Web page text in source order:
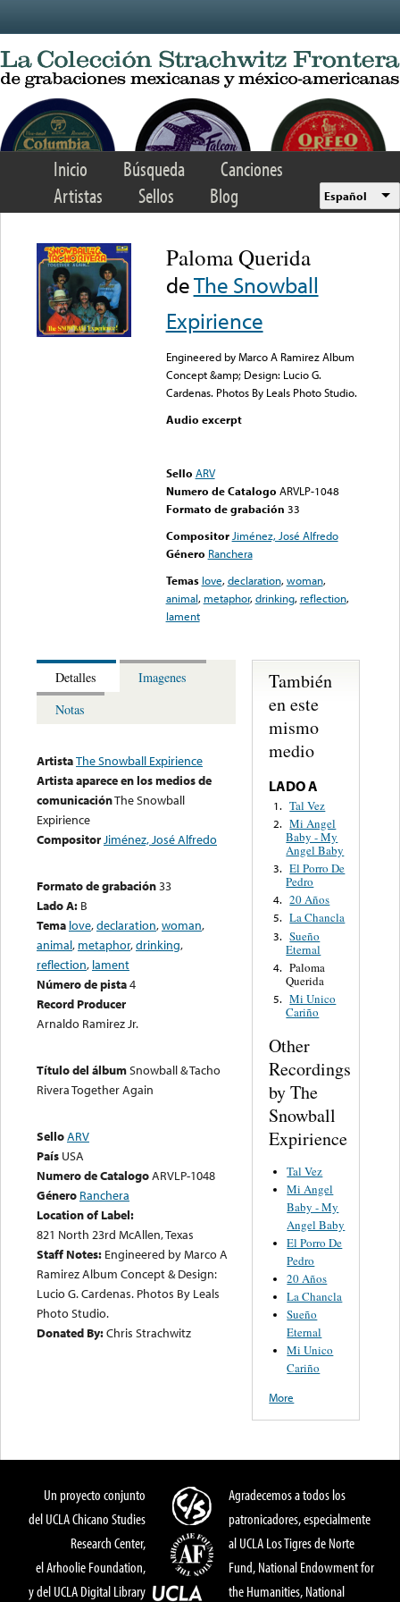
Inicio Búsqueda
Canciones
Artistas
Sellos Blog Español
Paloma Querida
deThe Snowball
Expirience
Engineered by Marco A Ramirez Album
Concept &amp; Design: Lucio G.
Cardenas. Photos By Leals Photo Studio.
Audio excerpt
Sello ARV
Numero de Catalogo ARVLP-1048
Formato de grabación 33
Compositor Jiménez, José Alfredo
Género Ranchera
Temas love,declaration,woman,
animal, metaphor,drinking, reflection,
lament
Detalles
Imagenes
Notas
ArtistaThe Snowball Expirience
Artista aparece en los medios de
comunicaciónThe Snowball
Expirience
CompositorJiménez, José Alfredo
Formato de grabación33
Lado A: B
Tema love,declaration,woman,
animal, metaphor,drinking,
reflection, lament
Número de pista4
Record Producer
Arnaldo Ramirez Jr.
Título del álbumSnowball & Tacho
Rivera Together Again
SelloARV
País USA
Numero de CatalogoARVLP-1048
Género Ranchera
Location of Label:
821 North 23rd McAllen, Texas
Staff Notes: Engineered by Marco A
Ramirez Album Concept & Design:
Lucio G. Cardenas. Photos By Leals
Photo Studio.
Donated By:Chris Strachwitz
También
en este
mismo
medio
LADO A
1. Tal Vez
2. Mi Angel
Baby - My
Angel Baby
3. El Porro De
Pedro
4. 20 Años
5. La Chancla
3. Sueño
Eternal
4. Paloma
Querida
5. Mi Unico
Cariño
Other
Recordings
by The
Snowball
Expirience
Tal Vez
Mi Angel
Baby - My
Angel Baby
El Porro De
Pedro
20 Años
La Chancla
Sueño
Eternal
Mi Unico
Cariño
More
Un proyecto conjunto
del UCLA Chicano Studies
Research Center,
el Arhoolie Foundation,
y del UCLA Digital Library
Agradecemos a todos los
patronicadores, especialmente
al UCLA Los Tigres de Norte
Fund, National Endowment for
the Humanities, National